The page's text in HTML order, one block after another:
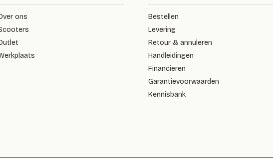
ons
Bestellen
Levering
Retour & annuleren
Handleidingen
Financieren
Garantievoorwaarden
Kennisbank